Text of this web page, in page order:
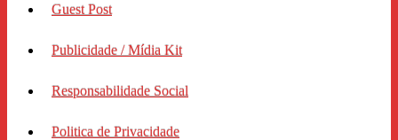
Guest Post
Publicidade / Mídia Kit
Responsabilidade Social
Politica de Privacidade